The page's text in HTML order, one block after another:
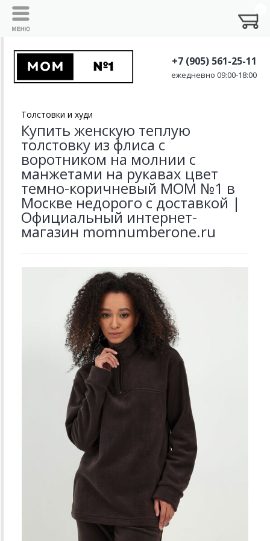
+7 (905) 561-25-11
ежедневно 09:00-18:00
Толстовки и худи
Купить женскую теплую
толстовку из флиса с
воротником на молнии с
манжетами на рукавах цвет
темно-коричневый MOM №1 в
Москве недорого с доставкой |
Официальный интернет-
магазин momnumberone.ru